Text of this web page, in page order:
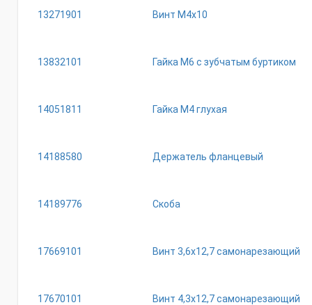
13271901 Винт М4х10
13832101 Гайка М6 с зубчатым буртиком
14051811 Гайка М4 глухая
14188580 Держатель фланцевый
14189776 Скоба
17669101 Винт 3,6х12,7 самонарезающий
17670101 Винт 4,3х12,7 самонарезающий